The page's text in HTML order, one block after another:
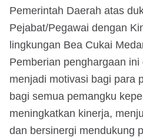
Pemerintah Daerah atas
Pejabat/Pegawai dengan
lingkungan Bea Cukai
Pemberian penghargaan
menjadi motivasi bagi para
bagi semua pemangku
meningkatkan kinerja,
dan bersinergi mendukung